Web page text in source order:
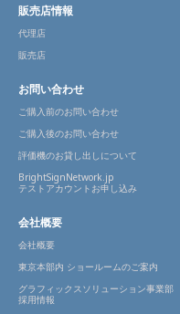
販売店情報
代理店
販売店
お問い合わせ
ご購入前のお問い合わせ
ご購入後のお問い合わせ
評価機のお貸し出しについて
BrightSignNetwork.jp
テストアカウントお申し込み
会社概要
会社概要
東京本部内 ショールームのご案内
グラフィックスソリューション事業部
採用情報